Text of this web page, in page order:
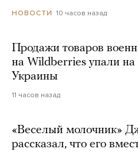
НОВОСТИ 10 часов назад
Продажи товаров
на Wildberries упали на
Украины
11 часов назад
«Веселый молочник»
рассказал, что его